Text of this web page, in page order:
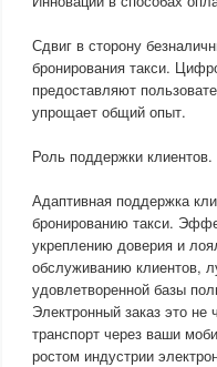
Сдвиг в сторону
бронирования такси.
предоставляют
упрощает общий опыт.
Роль поддержки клиентов.
Адаптивная поддержка
бронированию такси.
укреплению доверия и
обслуживанию клиентов,
удовлетворенной базы
Электронный заказ это
транспорт через ваши
ростом индустрии